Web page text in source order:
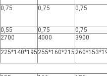
0,75 0,75 0,75
0,55 0,75
0,75
2700 4000 3900
225*140*195 255*160*215